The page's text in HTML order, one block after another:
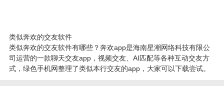
类似奔欢的交友软件
类似奔欢的交友软件有哪些？奔欢app是海南星潮网络科技有限公
司运营的一款聊天交友app，视频交友、AI匹配等各种互动交友方
式，绿色手机网整理了类似本行交友的app，大家可以下载尝试。